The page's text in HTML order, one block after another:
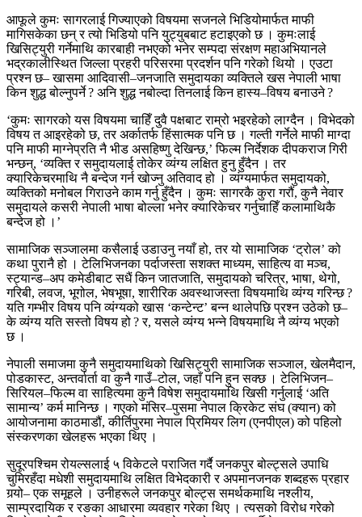
आफूले कुमः सागरलाई गिज्याएको विषयमा सजनले भिडियोमार्फत माफी
मागिसकेका छन् र त्यो भिडियो पनि युट्युबबाट हटाइएको छ । कुमःलाई
खिसिट्युरी गर्नेमाथि कारबाही नभएको भनेर सम्पदा संरक्षण महाअभियानले
भद्रकालीस्थित जिल्ला प्रहरी परिसरमा प्रदर्शन पनि गरेको थियो । एउटा
प्रश्न छ– खासमा आदिवासी–जनजाति समुदायका व्यक्तिले खस नेपाली भाषा
किन शुद्ध बोल्नुपर्ने ? अनि शुद्ध नबोल्दा तिनलाई किन हास्य–विषय बनाउने ?
‘कुमः सागरको यस विषयमा चाहिँ दुवै पक्षबाट राम्रो भइरहेको लाग्दैन । विभेदको
विषय त आइरहेको छ, तर अर्कातर्फ हिंसात्मक पनि छ । गल्ती गर्नेले माफी माग्दा
पनि माफी माग्नेप्रति नै भीड असहिष्णु देखिन्छ,’ फिल्म निर्देशक दीपकराज गिरी
भन्छन्, ‘व्यक्ति र समुदायलाई तोकेर व्यंग्य लक्षित हुनु हुँदैन । तर
क्यारिकेचरमाथि नै बन्देज गर्न खोज्नु अतिवाद हो । व्यंग्यमार्फत समुदायको,
व्यक्तिको मनोबल गिराउने काम गर्नु हुँदैन । कुमः सागरकै कुरा गरौं, कुनै नेवार
समुदायले कसरी नेपाली भाषा बोल्ला भनेर क्यारिकेचर गर्नुचाहिँ कलामाथिकै
बन्देज हो ।’
सामाजिक सञ्जालमा कसैलाई उडाउनु नयाँ हो, तर यो सामाजिक ‘ट्रोल’ को
कथा पुरानै हो । टेलिभिजनका पर्दाजस्ता सशक्त माध्यम, साहित्य वा मञ्च,
स्ट्यान्ड–अप कमेडीबाट सधैं किन जातजाति, समुदायको चरित्र, भाषा, थेगो,
गरिबी, लवज, भूगोल, भेषभूषा, शारीरिक अवस्थाजस्ता विषयमाथि व्यंग्य गरिन्छ ?
यति गम्भीर विषय पनि व्यंग्यको खास ‘कन्टेन्ट’ बन्न थालेपछि प्रश्न उठेको छ–
के व्यंग्य यति सस्तो विषय हो ? र, यसले व्यंग्य भन्ने विषयमाथि नै व्यंग्य भएको
छ ।
नेपाली समाजमा कुनै समुदायमाथिको खिसिट्युरी सामाजिक सञ्जाल, खेलमैदान,
पोडकास्ट, अन्तर्वार्ता वा कुनै गाउँ–टोल, जहाँ पनि हुन सक्छ । टेलिभिजन–
सिरियल–फिल्म वा साहित्यमा कुनै विषेश समुदायमाथि खिसी गर्नुलाई ‘अति
सामान्य’ कर्म मानिन्छ । गएको मंसिर–पुसमा नेपाल क्रिकेट संघ (क्यान) को
आयोजनामा काठमाडौं, कीर्तिपुरमा नेपाल प्रिमियर लिग (एनपीएल) को पहिलो
संस्करणका खेलहरू भएका थिए ।
सुदूरपश्चिम रोयल्सलाई ५ विकेटले पराजित गर्दै जनकपुर बोल्ट्सले उपाधि
चुमिरहँदा मधेशी समुदायमाथि लक्षित विभेदकारी र अपमानजनक शब्दहरू प्रहार
गर्‍यो– एक समूहले । उनीहरूले जनकपुर बोल्ट्स समर्थकमाथि नश्लीय,
साम्प्रदायिक र रङका आधारमा व्यवहार गरेका थिए । त्यसको विरोध गरेको